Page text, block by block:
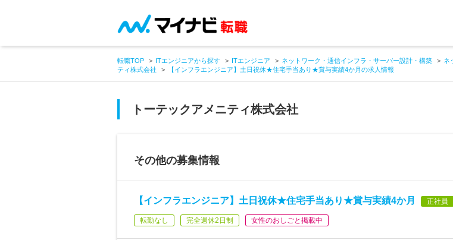
転職TOP ITエンジニアから探す ITエンジニア ネットワーク・通信インフラ・サーバー設計・構築 ネ
ティ株式会社
【インフラエンジニア】土日祝休★住宅手当あり★賞与実績4か月の求人情報
トーテックアメニティ株式会社
その他の募集情報
【インフラエンジニア】土日祝休★住宅手当あり★賞与実績4か月 正社員
転勤なし 完全週休2日制 女性のおしごと掲載中